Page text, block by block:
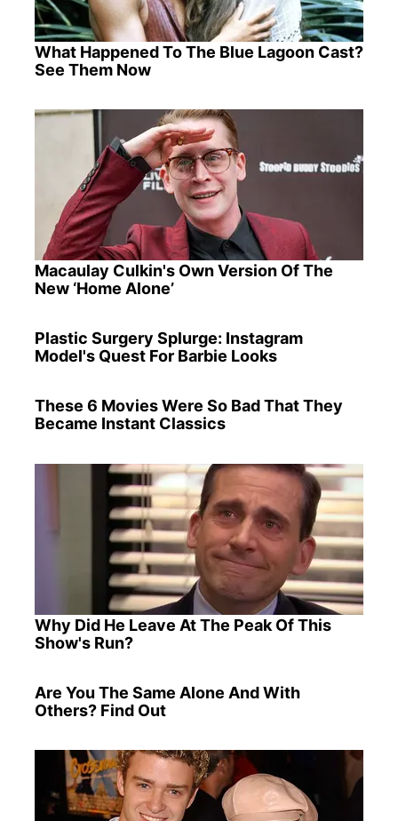
What Happened To The Blue Lagoon Cast?
See Them Now
Macaulay Culkin's Own Version Of The
New ‘Home Alone’
Plastic Surgery Splurge: Instagram
Model's Quest For Barbie Looks
These 6 Movies Were So Bad That They
Became Instant Classics
Why Did He Leave At The Peak Of This
Show's Run?
Are You The Same Alone And With
Others? Find Out